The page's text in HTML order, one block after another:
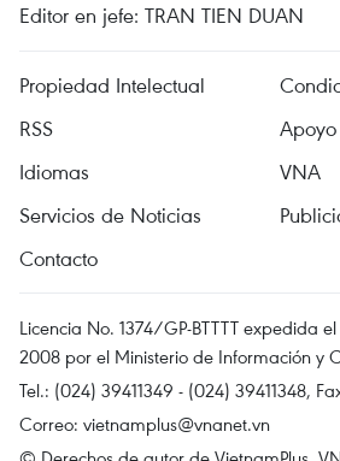
Editor en jefe: TRAN TIEN DUAN
Propiedad Intelectual
RSS
Apoyo
Idiomas
VNA
Servicios de Noticias
Contacto
Licencia No. 1374/GP-BTTTT expedida
2008 por el Ministerio de Información y
Tel.: (024) 39411349 - (024) 39411348,
Correo: vietnamplus@vnanet.vn